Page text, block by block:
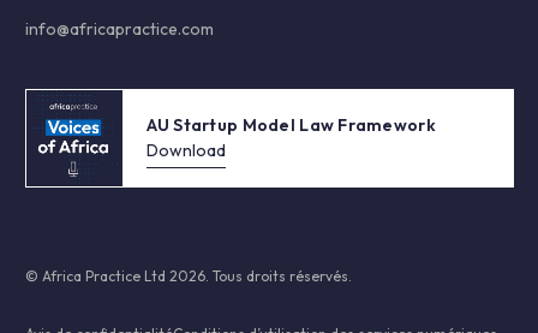
info@africapractice.com
AU Startup Model Law Framework
Download
© Africa Practice Ltd 2026. Tous droits réservés.